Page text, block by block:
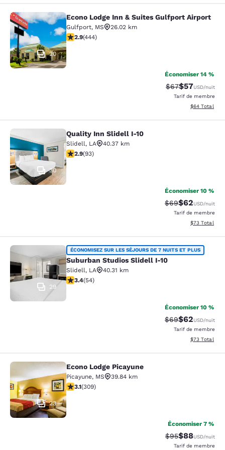
Econo Lodge Inn & Suites Gulfport
20
Econo Lodge Inn & Suites Gulfport Airport
Gulfport, MS
26.02 km
2.9 étoiles. Moyen. 444 commentaires
2.9(444)
Économiser 14 %
Tarif barré :
$67Tarif réduit :
$57USD/nuit
Tarif de membre
Afficher les
$64 Total
Quality Inn Slidell I-10
30
Quality Inn Slidell I-10
Slidell, LA
40.37 km
2.91 étoiles. Moyen. 93 commentaires
2.9(93)
Économiser 10 %
Tarif barré :
$69Tarif réduit :
$62USD/nuit
Tarif de membre
Afficher les
$73 Total
Suburban Studios Slidell I-10
29
ÉCONOMISEZ SUR LES SÉJOURS DE 7 NUITS ET PLUS
Suburban Studios Slidell I-10
Slidell, LA
40.31 km
3.37 étoiles. Bien. 54 commentaires
3.4(54)
Économiser 10 %
Tarif barré :
$69Tarif réduit :
$62USD/nuit
Tarif de membre
Afficher les
$73 Total
Econo Lodge Picayune
23
Econo Lodge Picayune
Picayune, MS
39.84 km
3.13 étoiles. Bien. 309 commentaires
3.1(309)
Économiser 7 %
Tarif barré :
$95Tarif réduit :
$88USD/nuit
Tarif de membre